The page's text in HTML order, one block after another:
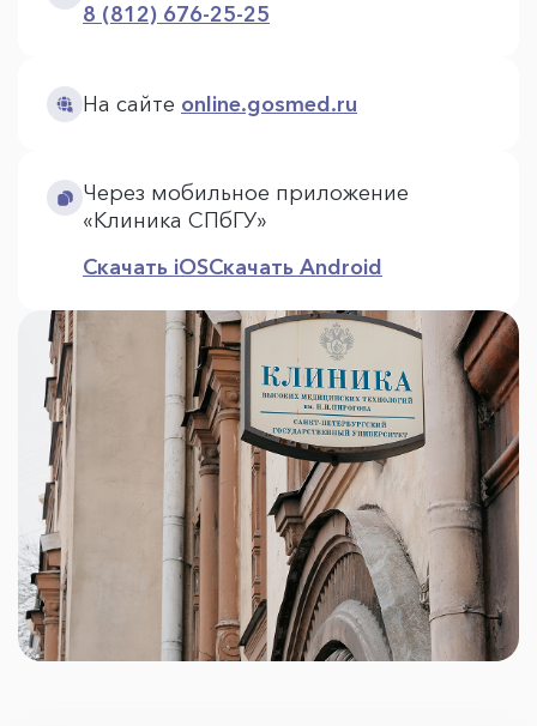
8 (812) 676-25-25
На сайте online.gosmed.ru
Через мобильное приложение
«Клиника СПбГУ»
Скачать iOSСкачать Android